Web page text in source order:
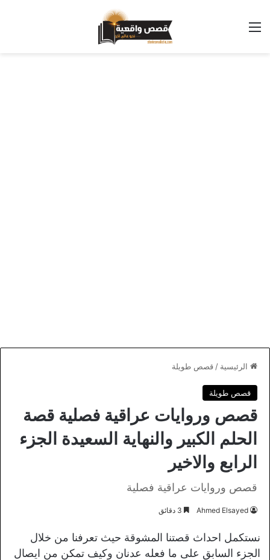
القائمة
الرئيسية / قصص طويلة
قصص طويلة
قصص وروايات عراقية فصلية قصة
الحلم الكبير والنهاية السعيدة الجزء
الرابع والاخير
قصص وروايات عراقية فصلية
Ahmed Elsayed
نستكمل احداث قصتنا المشوقة حيث تعرفنا من خلال
الجزء السابق على ما فعله عدنان وكيف تمكن من ايصال